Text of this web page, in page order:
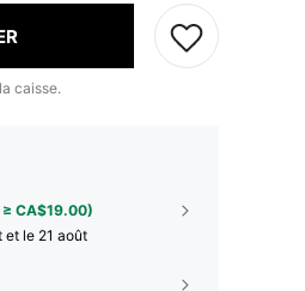
caisse.
CA$19.00)
et le 21 août